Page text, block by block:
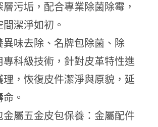
層污垢，配合專業除菌除霉，
潔淨如初。
異味去除、名牌包除菌、除
專科級技術，針對皮革特性進
理，恢復皮件潔淨與原貌，延
。
金屬五金皮包保養：金屬配件